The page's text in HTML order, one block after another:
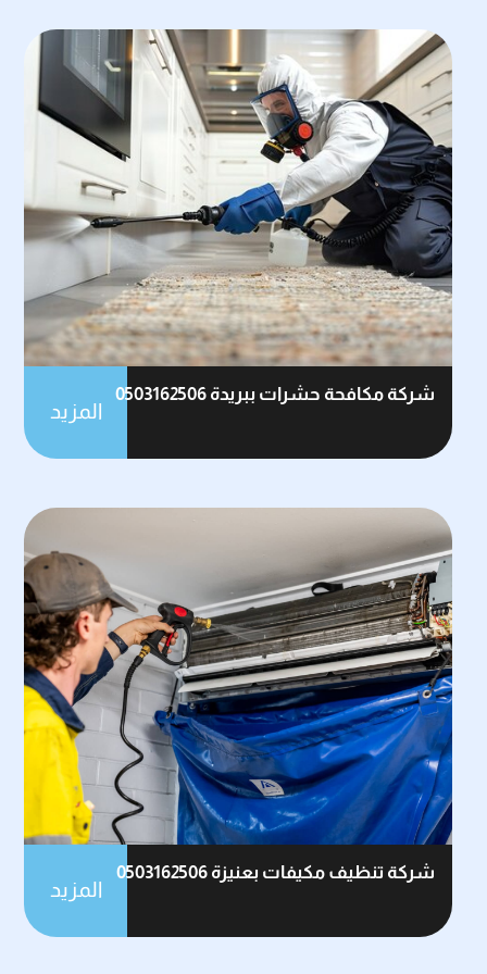
شركة مكافحة حشرات ببريدة 0503162506
المزيد
شركة تنظيف مكيفات بعنيزة 0503162506
المزيد